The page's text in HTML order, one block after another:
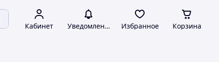
Кабинет Уведомления Избранное Корзина